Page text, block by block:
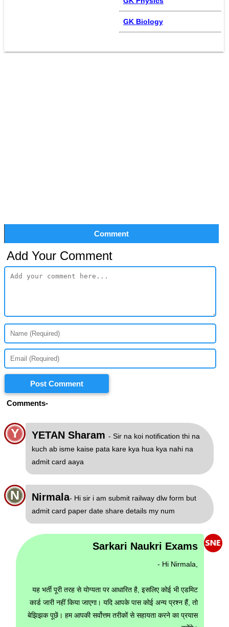
GK Biology
Comment
Add Your Comment
Post Comment
Comments-
Y YETAN Sharam - Sir na koi notification thi na
kuch ab isme kaise pata kare kya hua kya nahi na
admit card aaya
N Nirmala- Hi sir i am submit railway dlw form but
admit card paper date share details my num
Sarkari Naukri Exams
- Hi Nirmala,
यह भर्ती पूरी तरह से योग्यता पर आधारित है, इसलिए कोई भी एडमिट
कार्ड जारी नहीं किया जाएगा। यदि आपके पास कोई अन्य प्रश्न हैं, तो
बेझिझक पूछें। हम आपकी सर्वोत्तम तरीकों से सहायता करने का प्रयास